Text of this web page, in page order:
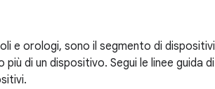
e orologi, sono il segmento di dispositivi
di un dispositivo. Segui le linee guida di